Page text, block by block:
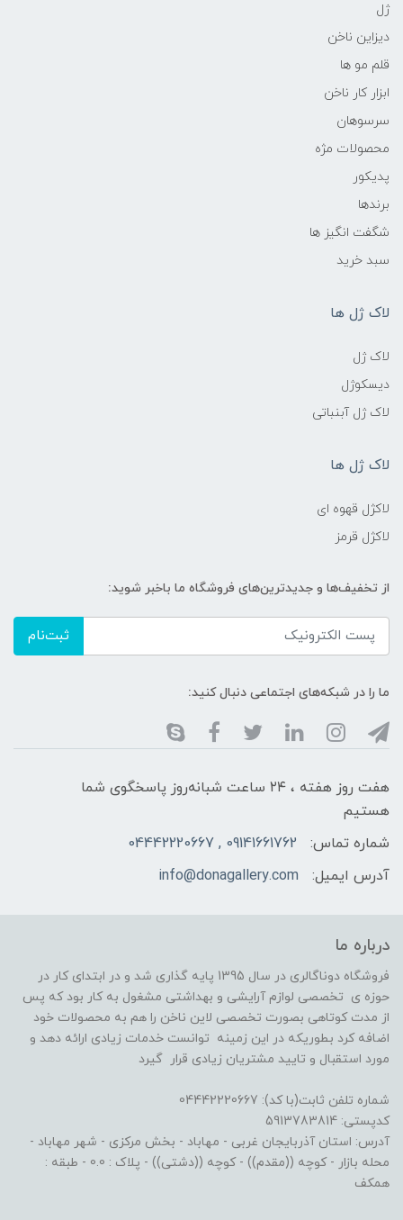
ژل
دیزاین ناخن
قلم مو ها
ابزار کار ناخن
سرسوهان
محصولات مژه
پدیکور
برندها
شگفت انگیز ها
سبد خرید
لاک ژل ها
لاک ژل
دیسکوژل
لاک ژل آبنباتی
لاک ژل ها
لاکژل قهوه ای
لاکژل قرمز
از تخفیف‌ها و جدیدترین‌های فروشگاه ما باخبر شوید:
ثبت‌نام
ما را در شبکه‌های اجتماعی دنبال کنید:
هفت روز هفته ، ۲۴ ساعت شبانه‌روز پاسخگوی شما
هستیم
شماره تماس:
09141661762 , 04442220667
آدرس ایمیل:
info@donagallery.com
درباره ما
فروشگاه دوناگالری در سال 1395 پایه گذاری شد و در ابتدای کار در
حوزه ی تخصصی لوازم آرایشی و بهداشتی مشغول به کار بود که پس
از مدت کوتاهی بصورت تخصصی لاین ناخن را هم به محصولات خود
اضافه کرد بطوریکه در این زمینه توانست خدمات زیادی ارائه دهد و
مورد استقبال و تایید مشتریان زیادی قرار گیرد
شماره تلفن ثابت(با کد): 04442220667
کدپستی: 5913783814
آدرس: استان آذربایجان غربی - مهاباد - بخش مرکزی - شهر مهاباد -
محله بازار - کوچه ((مقدم)) - کوچه ((دشتی)) - پلاک : 0.0 - طبقه :
همکف